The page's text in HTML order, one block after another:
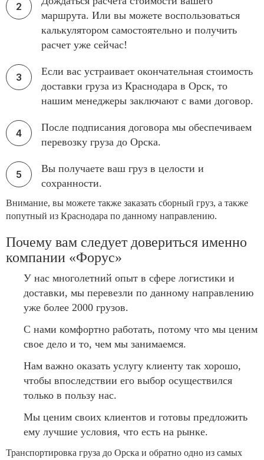
маршрута. Или вы можете воспользоваться
калькулятором самостоятельно и получить
расчет уже сейчас!
Если вас устраивает окончательная стоимость
доставки груза из Краснодара в Орск, то
нашим менеджеры заключают с вами договор.
После подписания договора мы обеспечиваем
перевозку груза до Орска.
Вы получаете ваш груз в целости и
сохранности.
Внимание, вы можете также заказать сборный груз, а также
попутный из Краснодара по данному направлению.
Почему вам следует довериться именно
компании «Форус»
У нас многолетний опыт в сфере логистики и
доставки, мы перевезли по данному направлению
уже более 2000 грузов.
С нами комфортно работать, потому что мы ценим
свое дело и то, чем мы занимаемся.
Нам важно оказать услугу клиенту так хорошо,
чтобы впоследствии его выбор осуществился
только в пользу нас.
Мы ценим своих клиентов и готовы предложить
ему лучшие условия, что есть на рынке.
Транспортировка груза до Орска и обратно одно из самых